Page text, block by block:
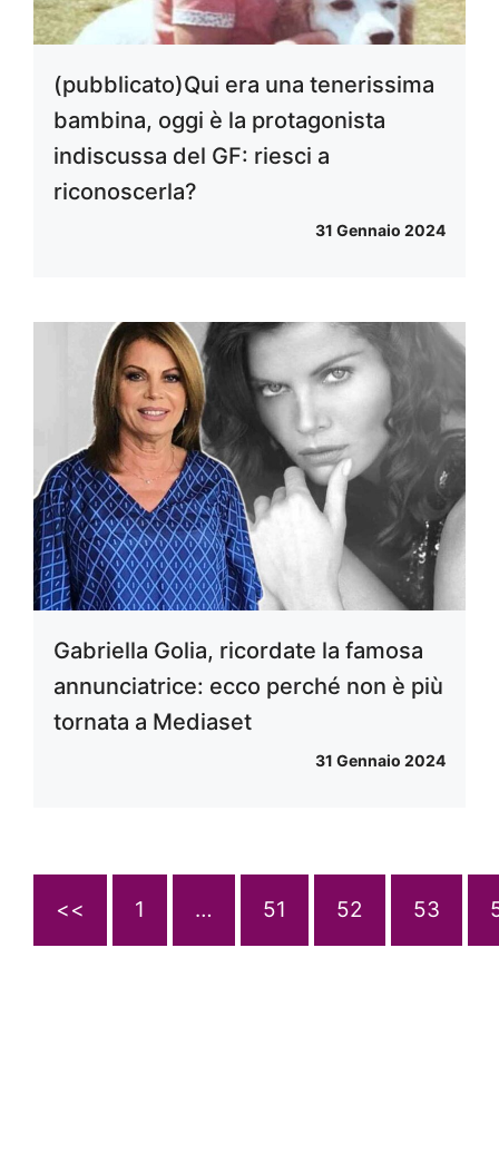
(pubblicato)Qui era una tenerissima
bambina, oggi è la protagonista
indiscussa del GF: riesci a
riconoscerla?
31 Gennaio 2024
Gabriella Golia, ricordate la famosa
annunciatrice: ecco perché non è più
tornata a Mediaset
31 Gennaio 2024
<< 1 … 51 52 53